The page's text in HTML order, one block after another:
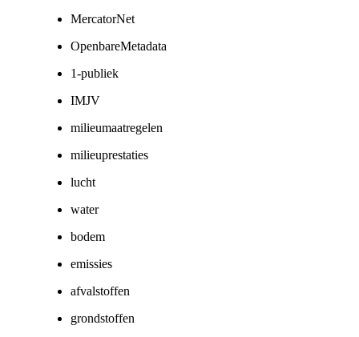
MercatorNet
OpenbareMetadata
1-publiek
IMJV
milieumaatregelen
milieuprestaties
lucht
water
bodem
emissies
afvalstoffen
grondstoffen